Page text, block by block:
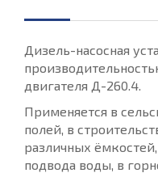
Дизель-насосная
двигателя Д-260.4.
Применяется в
полей, в
различных
подвода воды, в